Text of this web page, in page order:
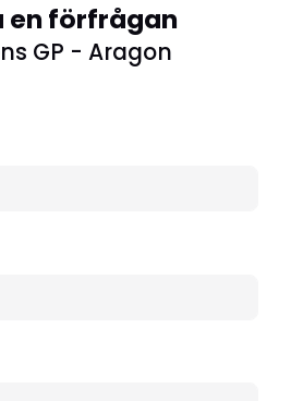
en förfrågan
GP - Aragon